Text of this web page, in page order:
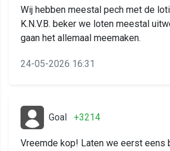
Wij hebben meestal pech met de
K.N.V.B. beker we loten meestal
gaan het allemaal meemaken.
24-05-2026 16:31
Goal +3214
Vreemde kop! Laten we eerst eens